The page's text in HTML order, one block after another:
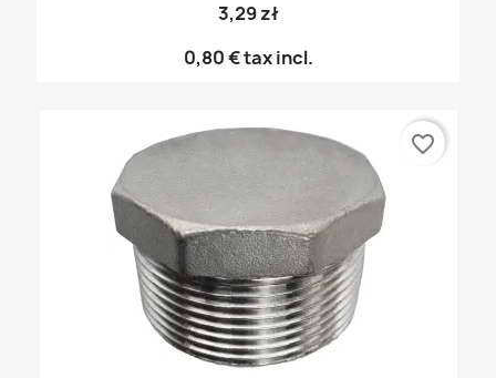
3,29 zł
0,80 €tax incl.
favorite_border